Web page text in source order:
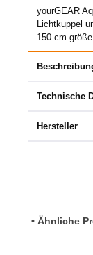
yourGEAR
Lichtkuppel
150 cm
Technische
Hersteller
Produktgalerie
• Ähnliche